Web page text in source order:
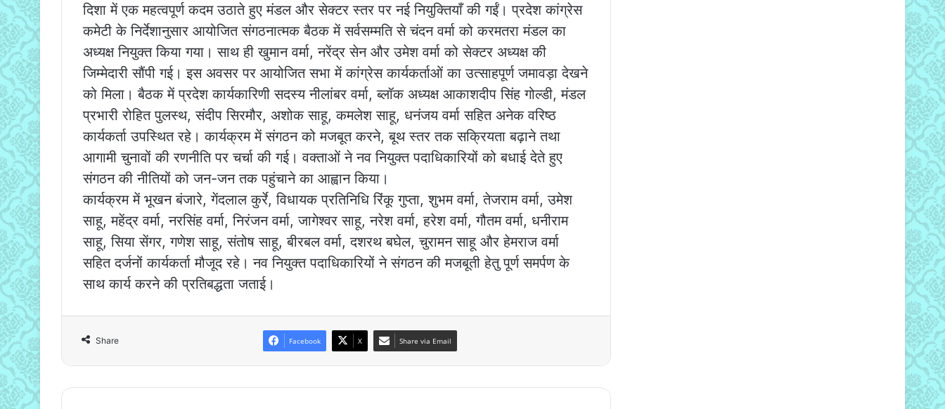
दिशा में एक महत्वपूर्ण कदम उठाते हुए मंडल और सेक्टर स्तर पर नई नियुक्तियाँ की गईं। प्रदेश कांग्रेस
कमेटी के निर्देशानुसार आयोजित संगठनात्मक बैठक में सर्वसम्मति से चंदन वर्मा को करमतरा मंडल का
अध्यक्ष नियुक्त किया गया। साथ ही खुमान वर्मा, नरेंद्र सेन और उमेश वर्मा को सेक्टर अध्यक्ष की
जिम्मेदारी सौंपी गई। इस अवसर पर आयोजित सभा में कांग्रेस कार्यकर्ताओं का उत्साहपूर्ण जमावड़ा देखने
को मिला। बैठक में प्रदेश कार्यकारिणी सदस्य नीलांबर वर्मा, ब्लॉक अध्यक्ष आकाशदीप सिंह गोल्डी, मंडल
प्रभारी रोहित पुलस्थ, संदीप सिरमौर, अशोक साहू, कमलेश साहू, धनंजय वर्मा सहित अनेक वरिष्ठ
कार्यकर्ता उपस्थित रहे। कार्यक्रम में संगठन को मजबूत करने, बूथ स्तर तक सक्रियता बढ़ाने तथा
आगामी चुनावों की रणनीति पर चर्चा की गई। वक्ताओं ने नव नियुक्त पदाधिकारियों को बधाई देते हुए
संगठन की नीतियों को जन-जन तक पहुंचाने का आह्वान किया।
कार्यक्रम में भूखन बंजारे, गेंदलाल कुर्रे, विधायक प्रतिनिधि रिंकू गुप्ता, शुभम वर्मा, तेजराम वर्मा, उमेश
साहू, महेंद्र वर्मा, नरसिंह वर्मा, निरंजन वर्मा, जागेश्वर साहू, नरेश वर्मा, हरेश वर्मा, गौतम वर्मा, धनीराम
साहू, सिया सेंगर, गणेश साहू, संतोष साहू, बीरबल वर्मा, दशरथ बघेल, चुरामन साहू और हेमराज वर्मा
सहित दर्जनों कार्यकर्ता मौजूद रहे। नव नियुक्त पदाधिकारियों ने संगठन की मजबूती हेतु पूर्ण समर्पण के
साथ कार्य करने की प्रतिबद्धता जताई।
Share Facebook X Share via Email